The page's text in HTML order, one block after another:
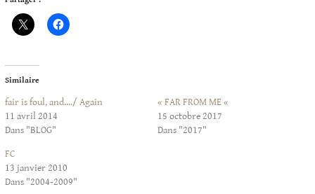
Similaire
fair is foul, and…./ Again
11 avril 2014
Dans "BLOG"
« FAR FROM ME «
15 octobre 2017
Dans "2017"
FC
13 janvier 2010
Dans "2004-2009"